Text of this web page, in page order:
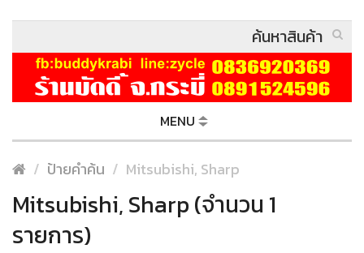
MENU
ป้ายคำค้น Mitsubishi, Sharp
Mitsubishi, Sharp (จำนวน 1
รายการ)